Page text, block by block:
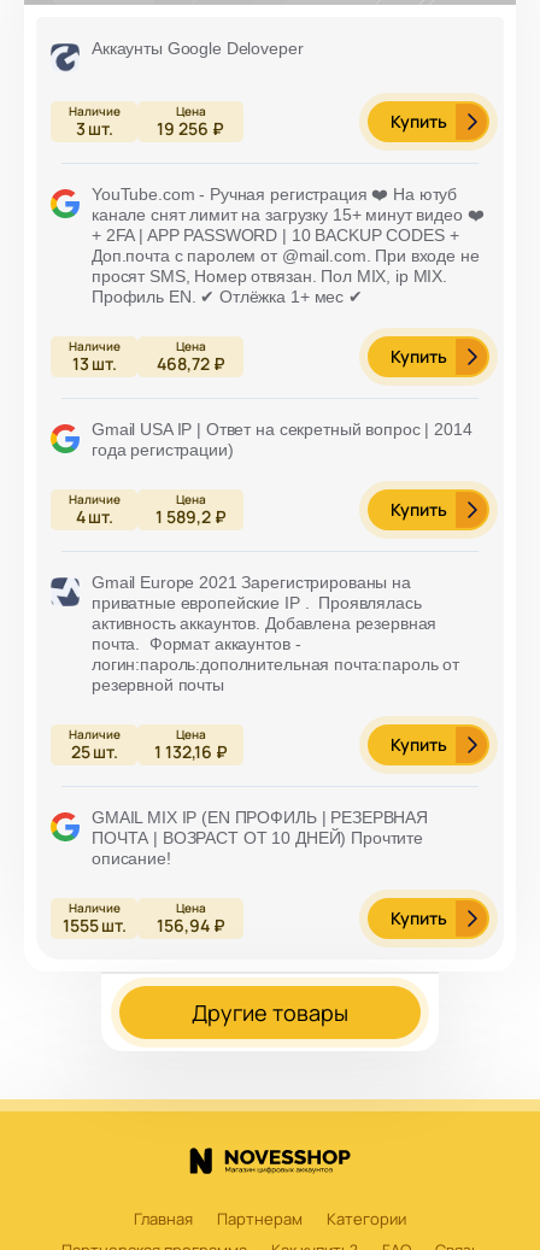
Аккаунты Google Deloveper
3шт. 19 256 ₽ Купить
YouTube.com - Ручная регистрация ❤️ На ютуб
канале снят лимит на загрузку 15+ минут видео ❤️
+ 2FA | APP PASSWORD | 10 BACKUP CODES +
Доп.почта с паролем от @mail.com. При входе не
просят SMS, Номер отвязан. Пол MIX, ip MIX.
Профиль EN. ✔ Отлёжка 1+ мес ✔
13шт. 468,72 ₽ Купить
Gmail USA IP | Ответ на секретный вопрос | 2014
года регистрации)
4шт. 1 589,2 ₽ Купить
Gmail Europe 2021 Зарегистрированы на
приватные европейские IP . Проявлялась
активность аккаунтов. Добавлена резервная
почта. Формат аккаунтов -
логин:пароль:дополнительная почта:пароль от
резервной почты
25шт. 1 132,16 ₽ Купить
GMAIL MIX IP (EN ПРОФИЛЬ | РЕЗЕРВНАЯ
ПОЧТА | ВОЗРАСТ ОТ 10 ДНЕЙ) Прочтите
описание!
1555шт. 156,94 ₽ Купить
Другие товары
Главная Партнерам
Категории